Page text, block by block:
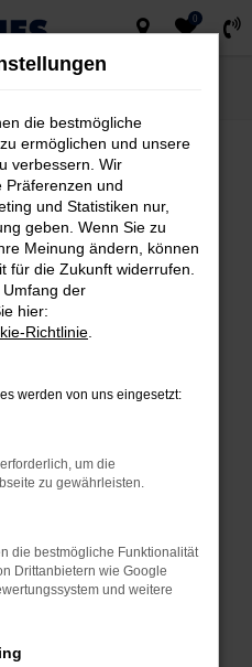
0
ERROR
aufgetreten.
die dir helfen können:
und deine
zum Beispiel
wie Werbeblocker,
Seiten
in einem privaten
zu beheben.
die bestmögliche
ermöglichen und unsere
verbessern. Wir
Präferenzen und
und Statistiken nur,
geben. Wenn Sie zu
Meinung ändern, können
für die Zukunft widerrufen.
der
hier:
Richtlinie
werden von uns eingesetzt:
um die
zu gewährleisten.
die bestmögliche Funktionalität
Drittanbietern wie Google
und weitere